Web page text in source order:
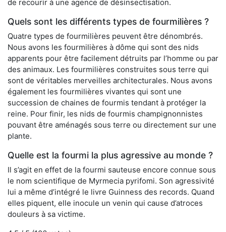
de recourir à une agence de désinsectisation.
Quels sont les différents types de fourmilières ?
Quatre types de fourmilières peuvent être dénombrés.
Nous avons les fourmilières à dôme qui sont des nids
apparents pour être facilement détruits par l’homme ou par
des animaux. Les fourmilières construites sous terre qui
sont de véritables merveilles architecturales. Nous avons
également les fourmilières vivantes qui sont une
succession de chaines de fourmis tendant à protéger la
reine. Pour finir, les nids de fourmis champignonnistes
pouvant être aménagés sous terre ou directement sur une
plante.
Quelle est la fourmi la plus agressive au monde ?
Il s’agit en effet de la fourmi sauteuse encore connue sous
le nom scientifique de Myrmecia pyrifomi. Son agressivité
lui a même d’intégré le livre Guinness des records. Quand
elles piquent, elle inocule un venin qui cause d’atroces
douleurs à sa victime.